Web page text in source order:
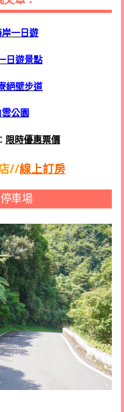
一日遊
日遊景點
絕壁步道
雲公園
限時優惠票價
//線上訂房
車場